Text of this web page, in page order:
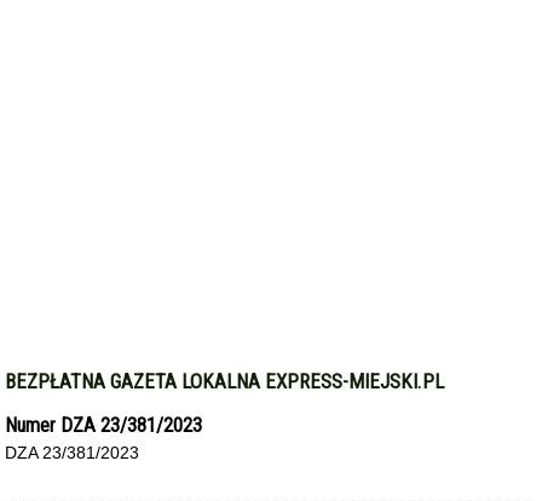
BEZPŁATNA GAZETA LOKALNA EXPRESS-MIEJSKI.PL
Numer DZA 23/381/2023
DZA 23/381/2023